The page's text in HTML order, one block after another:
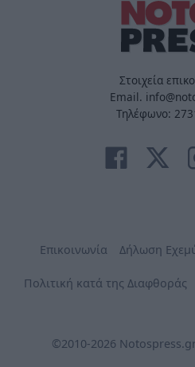
Στοιχεία
Email.
Τηλέφωνο:
Επικοινωνία Δήλωση
Πολιτική κατά της Διαφθοράς
©2010-2026